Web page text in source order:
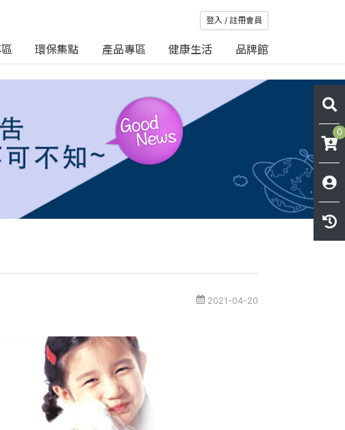
登入 / 註冊會員
環保集點 產品專區 健康生活 品牌館
0
2021-04-20